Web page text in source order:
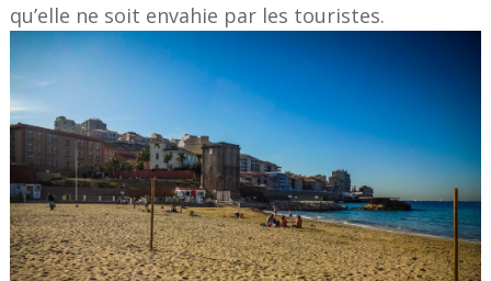
qu’elle ne soit envahie par les touristes.